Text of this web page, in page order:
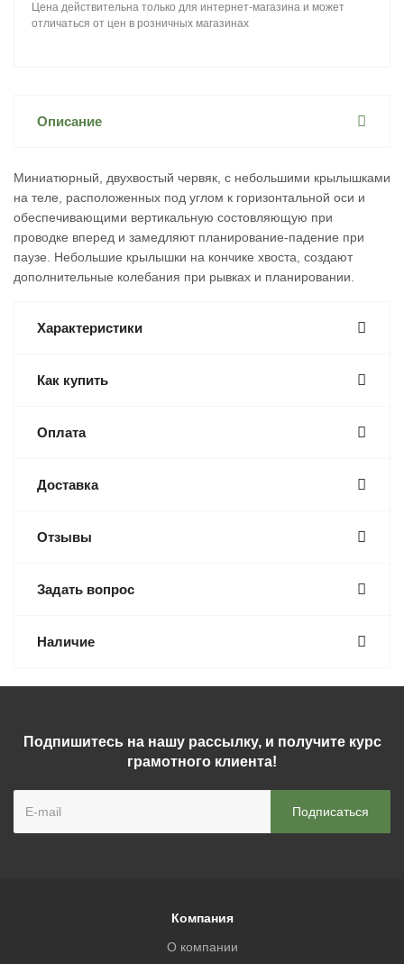
Цена действительна только для интернет-магазина и может
отличаться от цен в розничных магазинах
Описание
Миниатюрный, двухвостый червяк, с небольшими крылышками
на теле, расположенных под углом к горизонтальной оси и
обеспечивающими вертикальную состовляющую при
проводке вперед и замедляют планирование-падение при
паузе. Небольшие крылышки на кончике хвоста, создают
дополнительные колебания при рывках и планировании.
Характеристики
Как купить
Оплата
Доставка
Отзывы
Задать вопрос
Наличие
Подпишитесь на нашу рассылку, и получите курс
грамотного клиента!
Компания
О компании